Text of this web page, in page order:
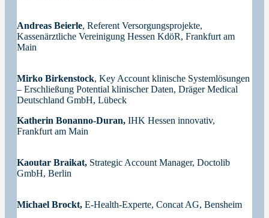
Andreas Beierle, Referent Versorgungsprojekte,
Kassenärztliche Vereinigung Hessen KdöR, Frankfurt am
Main
Mirko Birkenstock, Key Account klinische Systemlösungen
– Erschließung Potential klinischer Daten, Dräger Medical
Deutschland GmbH, Lübeck
Katherin Bonanno-Duran, IHK Hessen innovativ,
Frankfurt am Main
Kaoutar Braikat, Strategic Account Manager, Doctolib
GmbH, Berlin
Michael Brockt, E-Health-Experte, Concat AG, Bensheim